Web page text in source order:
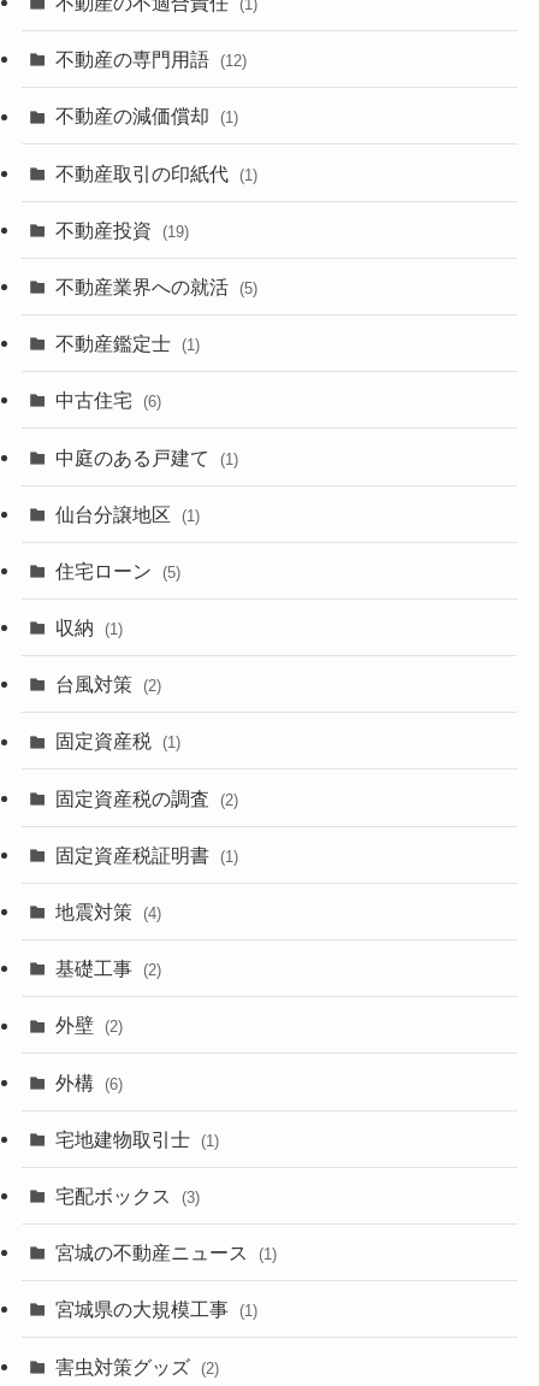
(1)
不動産の専門用語 (12)
不動産の減価償却 (1)
不動産取引の印紙代 (1)
不動産投資 (19)
不動産業界への就活 (5)
不動産鑑定士 (1)
中古住宅 (6)
中庭のある戸建て (1)
仙台分譲地区 (1)
住宅ローン (5)
収納 (1)
台風対策 (2)
固定資産税 (1)
固定資産税の調査 (2)
固定資産税証明書 (1)
地震対策 (4)
基礎工事 (2)
外壁 (2)
外構 (6)
宅地建物取引士 (1)
宅配ボックス (3)
宮城の不動産ニュース (1)
宮城県の大規模工事 (1)
害虫対策グッズ (2)